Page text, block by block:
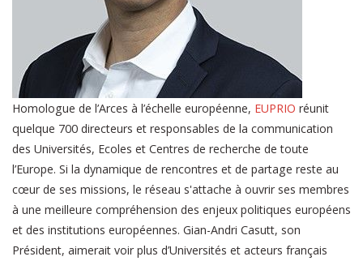
Homologue de l’Arces à l’échelle européenne, EUPRIO réunit
quelque 700 directeurs et responsables de la communication
des Universités, Ecoles et Centres de recherche de toute
l’Europe. Si la dynamique de rencontres et de partage reste au
cœur de ses missions, le réseau s'attache à ouvrir ses membres
à une meilleure compréhension des enjeux politiques européens
et des institutions européennes. Gian-Andri Casutt, son
Président, aimerait voir plus d’Universités et acteurs français